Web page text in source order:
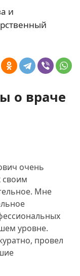
и
о враче
очень
своим
Мне
уровне.
провел